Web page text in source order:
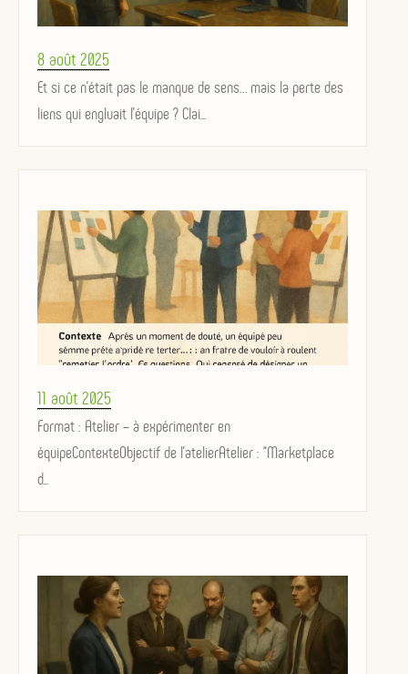
Posted
on
8 août 2025
Et si ce n’était pas le manque de sens… mais la perte des
liens qui engluait l’équipe ? Clai...
Posted
on
11 août 2025
Format : Atelier – à expérimenter en
équipeContexteObjectif de l’atelierAtelier : “Marketplace
d...